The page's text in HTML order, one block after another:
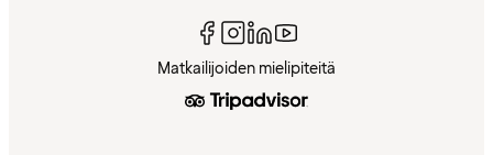
Matkailijoiden mielipiteitä